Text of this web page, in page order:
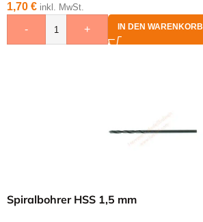
1,70 € inkl. MwSt.
- + IN DEN WARENKORB
Spiralbohrer HSS 1,5 mm